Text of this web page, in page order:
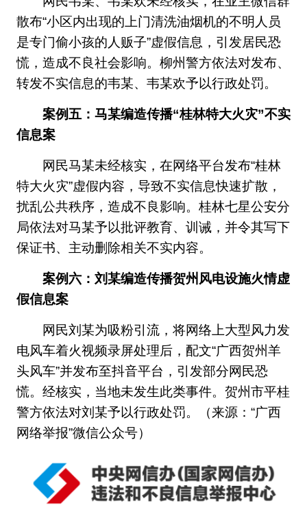
散布“小区内出现的上门清洗油烟机的不明人员
是专门偷小孩的人贩子”虚假信息，引发居民恐
慌，造成不良社会影响。柳州警方依法对发布、
转发不实信息的韦某、韦某欢予以行政处罚。
案例五：马某编造传播“桂林特大火灾”不实
信息案
网民马某未经核实，在网络平台发布“桂林
特大火灾”虚假内容，导致不实信息快速扩散，
扰乱公共秩序，造成不良影响。桂林七星公安分
局依法对马某予以批评教育、训诫，并令其写下
保证书、主动删除相关不实内容。
案例六：刘某编造传播贺州风电设施火情虚
假信息案
网民刘某为吸粉引流，将网络上大型风力发
电风车着火视频录屏处理后，配文“广西贺州羊
头风车”并发布至抖音平台，引发部分网民恐
慌。经核实，当地未发生此类事件。贺州市平桂
警方依法对刘某予以行政处罚。（来源：“广西
网络举报”微信公众号）